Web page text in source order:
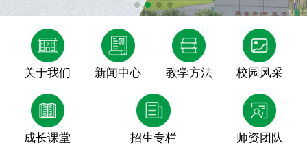
关于我们 新闻中心 教学方法 校园风采
成长课堂 招生专栏 师资团队